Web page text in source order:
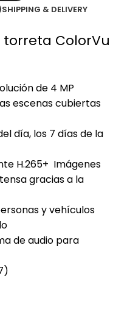
SHIPPING & DELIVERY
ColorVu
de 4 MP
escenas cubiertas
día, los 7 días de la
H.265+ Imágenes
gracias a la
y vehículos
de audio para